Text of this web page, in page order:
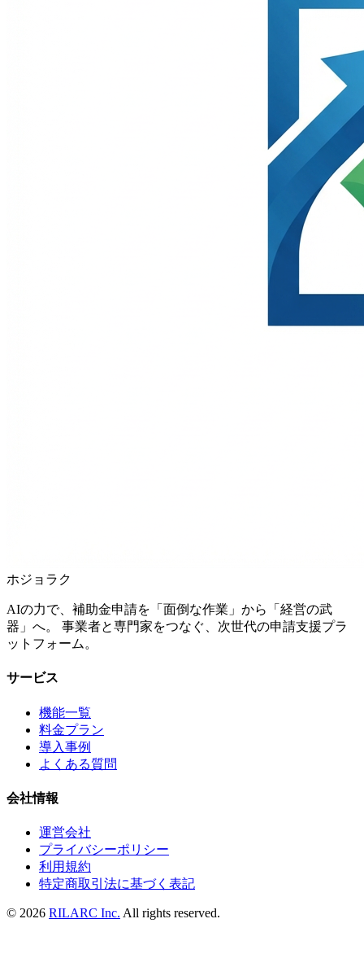
ホジョラク
AIの力で、補助金申請を「面倒な作業」から「経営の武
器」へ。 事業者と専門家をつなぐ、次世代の申請支援プラ
ットフォーム。
サービス
機能一覧
料金プラン
導入事例
よくある質問
会社情報
運営会社
プライバシーポリシー
利用規約
特定商取引法に基づく表記
© 2026 RILARC Inc. All rights reserved.